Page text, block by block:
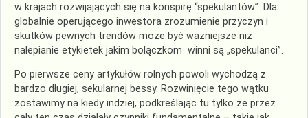
w krajach rozwijających się na konspirę “spekulantów”. Dla
globalnie operującego inwestora zrozumienie przyczyn i
skutków pewnych trendów może być ważniejsze niż
nalepianie etykietek jakim bolączkom winni są „spekulanci”.
Po pierwsze ceny artykułów rolnych powoli wychodzą z
bardzo długiej, sekularnej bessy. Rozwinięcie tego wątku
zostawimy na kiedy indziej, podkreślając tu tylko że przez